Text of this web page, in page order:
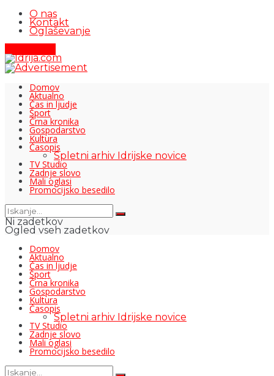
O nas
Kontakt
Oglaševanje
Domov
Aktualno
Čas in ljudje
Šport
Črna kronika
Gospodarstvo
Kultura
Časopis
Spletni arhiv Idrijske novice
TV Studio
Zadnje slovo
Mali oglasi
Promocijsko besedilo
Ni zadetkov
Ogled vseh zadetkov
Domov
Aktualno
Čas in ljudje
Šport
Črna kronika
Gospodarstvo
Kultura
Časopis
Spletni arhiv Idrijske novice
TV Studio
Zadnje slovo
Mali oglasi
Promocijsko besedilo